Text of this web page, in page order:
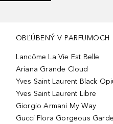
OBĽÚBENÝ V PARFUMOCH
Lancôme La Vie Est Belle
Ariana Grande Cloud
Yves Saint Laurent Black
Yves Saint Laurent Libre
Giorgio Armani My Way
Gucci Flora Gorgeous